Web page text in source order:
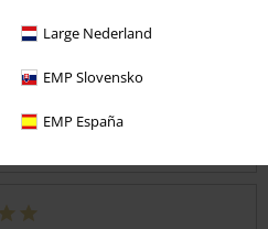
Large Nederland
EMP Slovensko
EMP España
a été utile ?